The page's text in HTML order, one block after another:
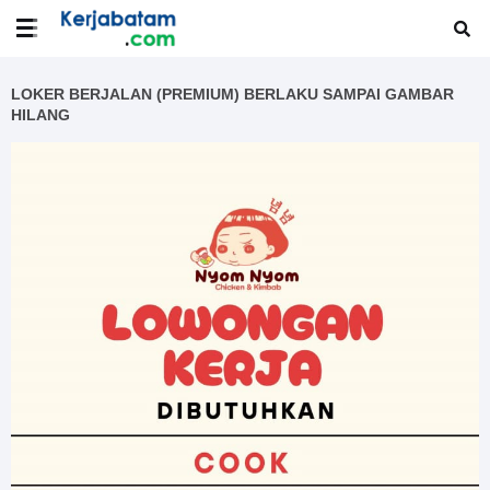
LOKER BERJALAN (PREMIUM) BERLAKU SAMPAI GAMBAR
HILANG